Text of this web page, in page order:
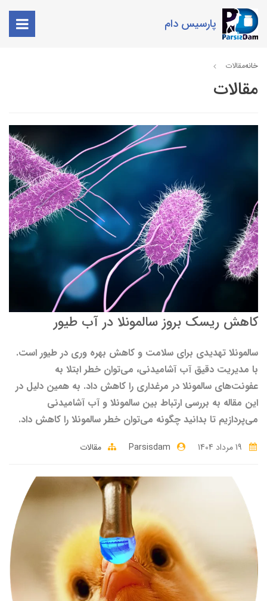
پارسیس دام
خانهمقالات
مقالات
کاهش ریسک بروز سالمونلا در آب طیور
سالمونلا تهدیدی برای سلامت و کاهش بهره وری در طیور است.
با مدیریت دقیق آب آشامیدنی، می‌توان خطر ابتلا به
عفونت‌های سالمونلا در مرغداری را کاهش داد. به همین دلیل در
این مقاله به بررسی ارتباط بین سالمونلا و آب آشامیدنی
می‌پردازیم تا بدانید چگونه می‌توان خطر سالمونلا را کاهش داد.
Parsisdam مقالات